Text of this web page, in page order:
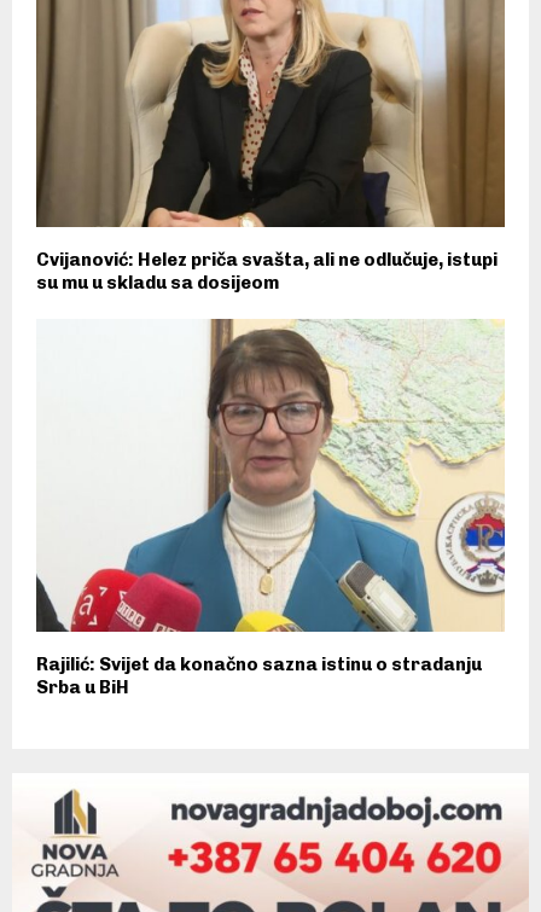
Cvijanović: Helez priča svašta, ali ne odlučuje, istupi
su mu u skladu sa dosijeom
Rajilić: Svijet da konačno sazna istinu o stradanju
Srba u BiH